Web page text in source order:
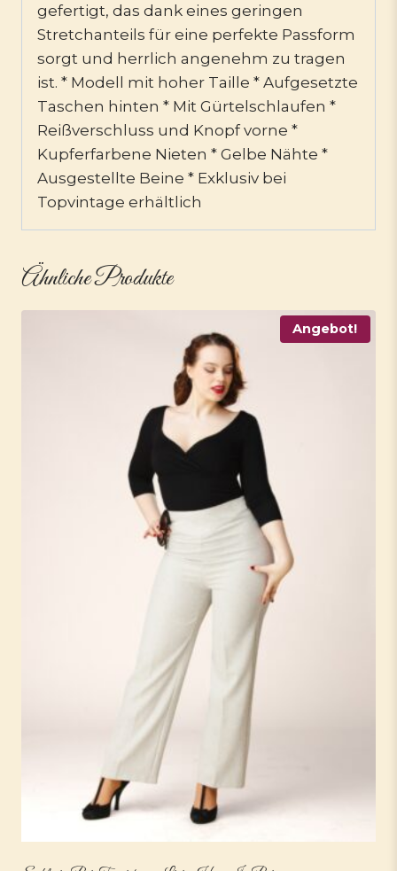
gefertigt, das dank eines geringen
Stretchanteils für eine perfekte Passform
sorgt und herrlich angenehm zu tragen
ist. * Modell mit hoher Taille * Aufgesetzte
Taschen hinten * Mit Gürtelschlaufen *
Reißverschluss und Knopf vorne *
Kupferfarbene Nieten * Gelbe Nähte *
Ausgestellte Beine * Exklusiv bei
Topvintage erhältlich
Ähnliche Produkte
Angebot!